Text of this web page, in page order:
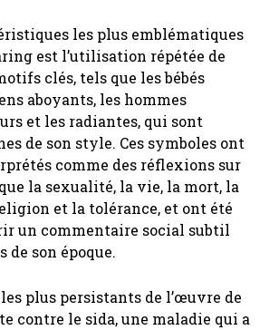
les plus emblématiques
est l’utilisation répétée de
clés, tels que les bébés
aboyants, les hommes
et les radiantes, qui sont
de son style. Ces symboles ont
comme des réflexions sur
la sexualité, la vie, la mort, la
et la tolérance, et ont été
un commentaire social subtil
de son époque.
les plus persistants de l’œuvre de
contre le sida, une maladie qui a